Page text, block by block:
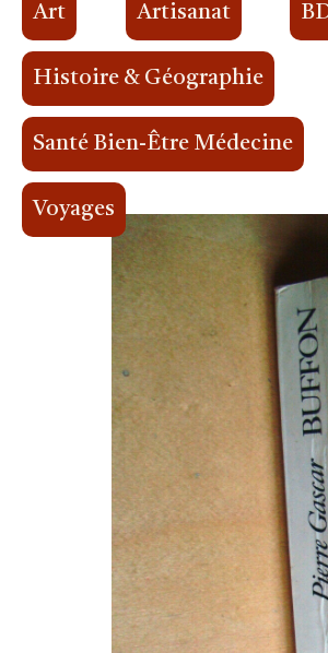
Art Artisanat
Histoire & Géographie
Santé Bien-Être Médecine
Voyages